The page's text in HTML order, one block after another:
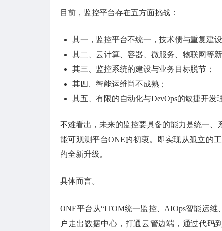
目前，监控平台存在五方面挑战：
其一，监控平台不统一，技术债与重复建
其二、云计算、容器、微服务、物联网等
其三、监控系统的建设与业务目标脱节；
其四、智能运维尚不成熟；
其五、有限的自动化与DevOps的敏捷开发
不难看出，未来的监控要具备的能力是统一
能可观测平台ONE的初衷。即实现从孤立的
的全新升级。
具体而言。
ONE平台从“ITOM统一监控、AIOps智能运维
户走出数据中心，打通云管边端，通过代码